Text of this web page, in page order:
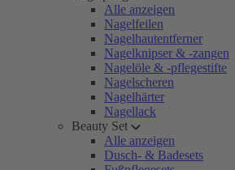
Alle anzeigen
Nagelfeilen
Nagelhautentferner
Nagelknipser & -zangen
Nagelöle & -pflegestifte
Nagelscheren
Nagelhärter
Nagellack
Beauty Set
Alle anzeigen
Dusch- & Badesets